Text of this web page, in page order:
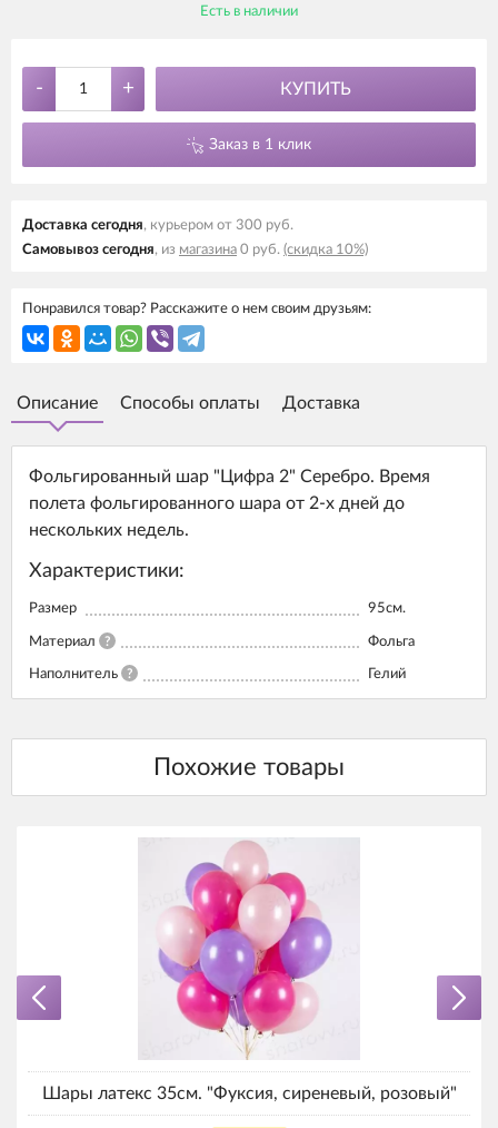
Есть в наличии
- + КУПИТЬ
Заказ в 1 клик
Доставка cегодня, курьером от 300 руб.
Самовывоз cегодня, из магазина 0 руб. (скидка 10%)
Понравился товар? Расскажите о нем своим друзьям:
Описание Способы оплаты Доставка
Фольгированный шар "Цифра 2" Серебро. Время
полета фольгированного шара от 2-х дней до
нескольких недель.
Характеристики:
Размер 95см.
Материал ? Фольга
Наполнитель ? Гелий
Шары латекс 35см. "Фуксия, сиреневый, розовый"